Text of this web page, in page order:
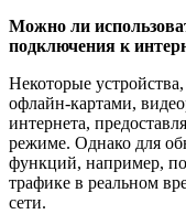
Можно ли
подключения к
Некоторые
офлайн-картами,
интернета,
режиме. Однако для
функций, например,
трафике в реальном
сети.